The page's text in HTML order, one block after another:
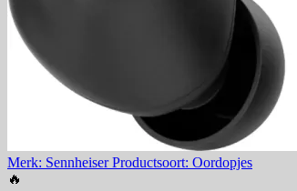
Merk: SennheiserProductsoort: Oordopjes
🔥